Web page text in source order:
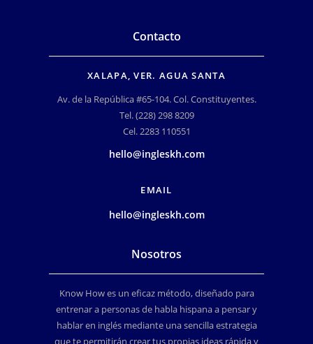
Contacto
XALAPA, VER. AGUA SANTA
Av. de la República #65-104. Col. Constituyentes.
Tel. (228) 298 8209
Cel. 2283 110551
hello@ingleskh.com
EMAIL
hello@ingleskh.com
Nosotros
Know How es un eficaz método, diseñado para
entrenar a personas de habla hispana a pensar y
hablar en inglés mediante una sencilla estrategia
que te permitirán crear tus propias ideas rápida y